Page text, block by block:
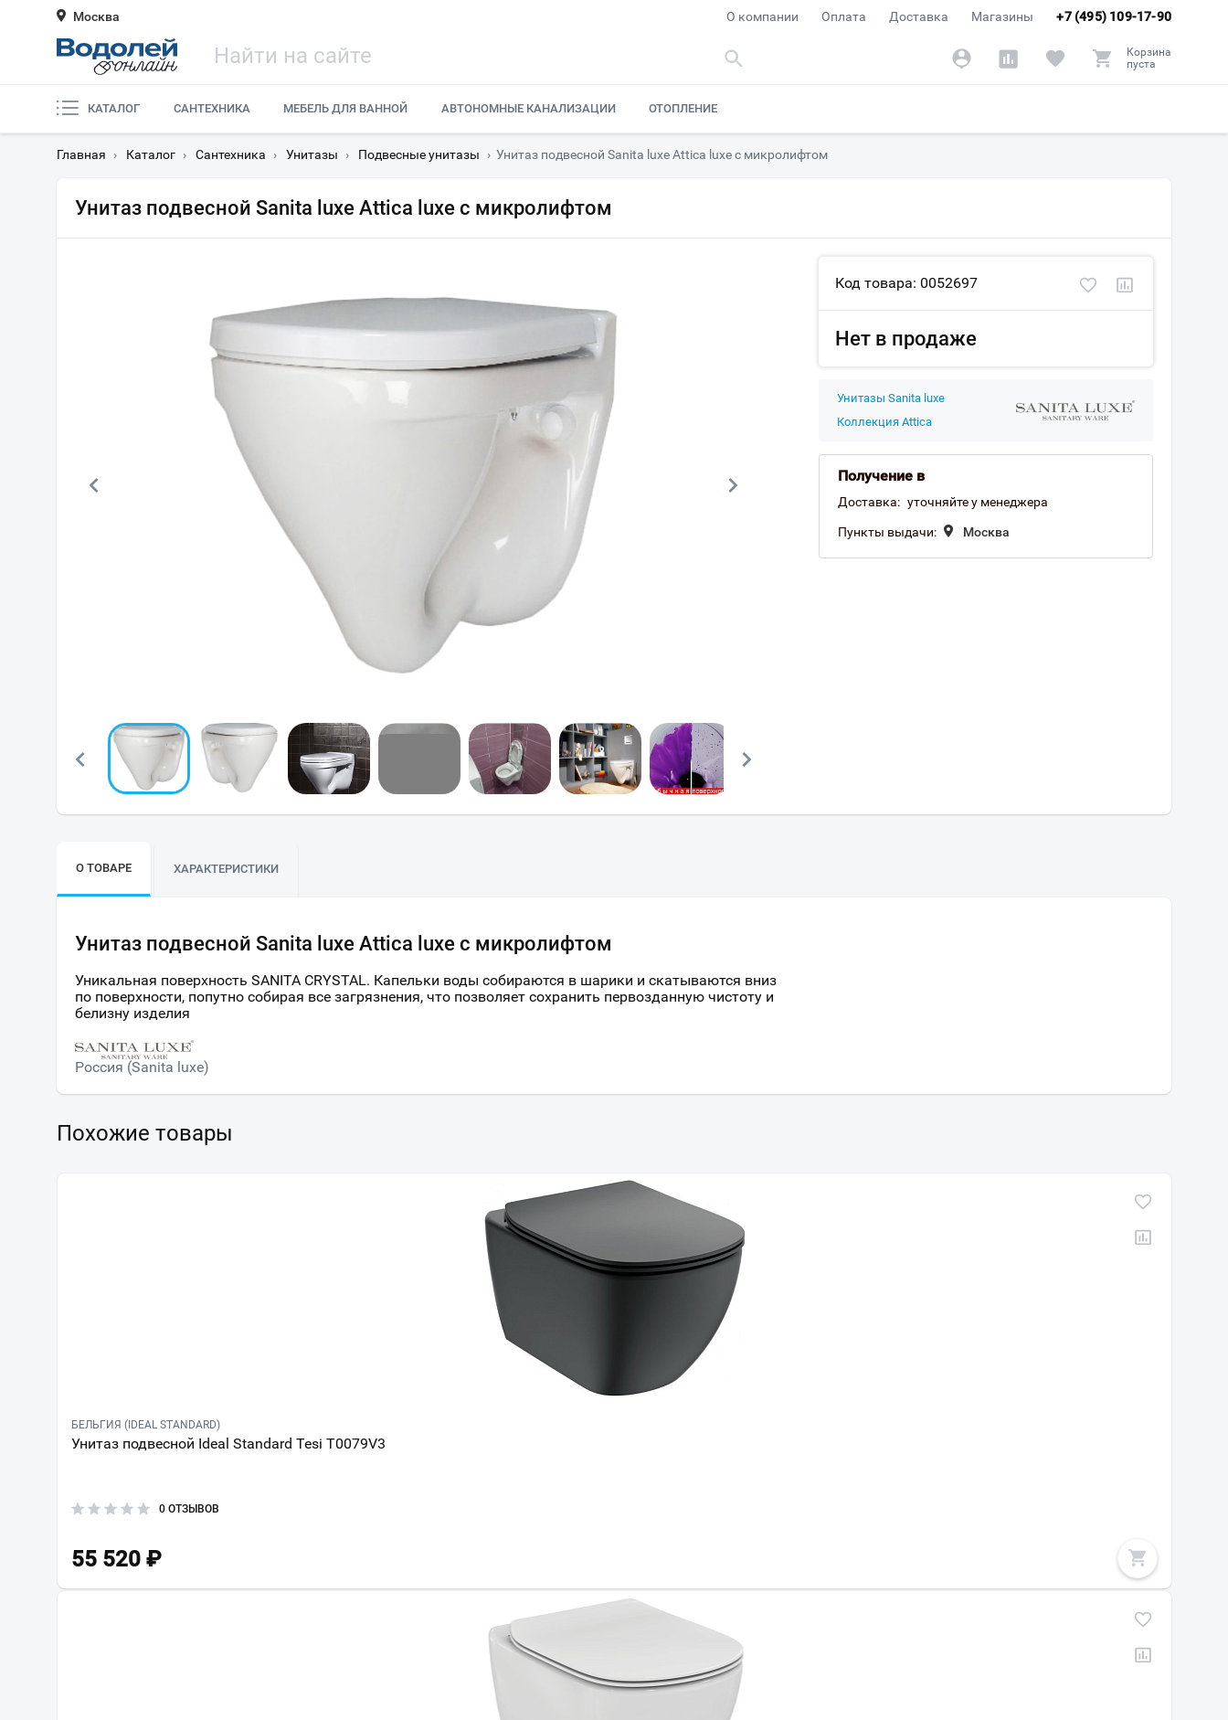
Москва +7 (495) 109-17-90
О компании Оплата Доставка Магазины
Корзина
пуста
КАТАЛОГ САНТЕХНИКА МЕБЕЛЬ ДЛЯ ВАННОЙ АВТОНОМНЫЕ КАНАЛИЗАЦИИ ОТОПЛЕНИЕ
Главная › Каталог › Сантехника › Унитазы › Подвесные унитазы › Унитаз подвесной Sanita luxe Attica luxe с микролифтом
Унитаз подвесной Sanita luxe Attica luxe с микролифтом
Код товара: 0052697
Нет в продаже
Унитазы Sanita luxe
Коллекция Attica
Получение в
Доставка: уточняйте у менеджера
Пункты выдачи: Москва
О ТОВАРЕ ХАРАКТЕРИСТИКИ
Унитаз подвесной Sanita luxe Attica luxe с микролифтом
Уникальная поверхность SANITA CRYSTAL. Капельки воды собираются в шарики и скатываются вниз
по поверхности, попутно собирая все загрязнения, что позволяет сохранить первозданную чистоту и
белизну изделия
Россия (Sanita luxe)
Похожие товары
БЕЛЬГИЯ (IDEAL STANDARD)
Унитаз подвесной Ideal Standard Tesi T0079V3
0 ОТЗЫВОВ
55 520 ₽